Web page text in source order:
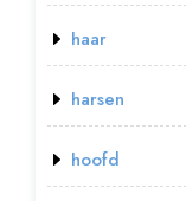
haar
harsen
hoofd